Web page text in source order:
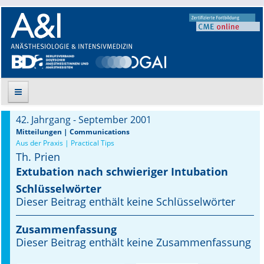
Suche
Aktuelle Ausgabe
Leitlinien
Archiv
Supplements
42. Jahrgang - September 2001
Mitteilungen | Communications
Aus der Praxis | Practical Tips
Th. Prien
Extubation nach schwieriger Intubation
Schlüsselwörter
Dieser Beitrag enthält keine Schlüsselwörter
Zusammenfassung
Dieser Beitrag enthält keine Zusammenfassung